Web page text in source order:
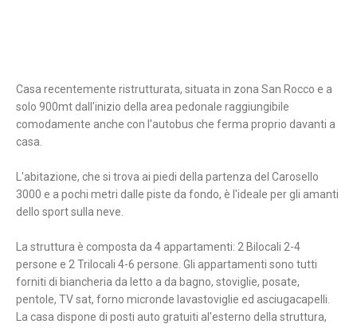
Casa recentemente ristrutturata, situata in zona San Rocco e a
solo 900mt dall'inizio della area pedonale raggiungibile
comodamente anche con l'autobus che ferma proprio davanti a
casa.
L'abitazione, che si trova ai piedi della partenza del Carosello
3000 e a pochi metri dalle piste da fondo, è l'ideale per gli amanti
dello sport sulla neve.
La struttura è composta da 4 appartamenti: 2 Bilocali 2-4
persone e 2 Trilocali 4-6 persone. Gli appartamenti sono tutti
forniti di biancheria da letto a da bagno, stoviglie, posate,
pentole, TV sat, forno micronde lavastoviglie ed asciugacapelli.
La casa dispone di posti auto gratuiti al'esterno della struttura,